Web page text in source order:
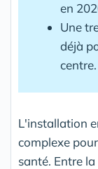
en
Une
déjà
centre.
L'installation
complexe
santé. Entre